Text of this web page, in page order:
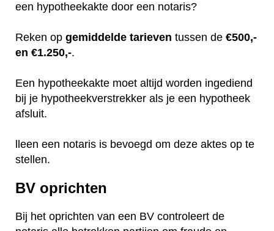
een hypotheekakte door een notaris?
Reken op gemiddelde tarieven tussen de €500,-
en €1.250,-.
Een hypotheekakte moet altijd worden ingediend
bij je hypotheekverstrekker als je een hypotheek
afsluit.
lleen een notaris is bevoegd om deze aktes op te
stellen.
BV oprichten
Bij het oprichten van een BV controleert de